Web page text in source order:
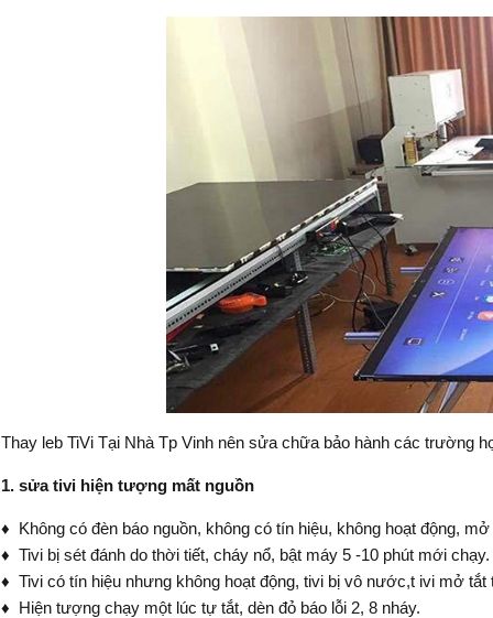
Thay leb TiVi Tại Nhà Tp Vinh nên sửa chữa bảo hành các trường
1. sửa tivi hiện tượng mất nguồn
♦ Không có đèn báo nguồn, không có tín hiệu, không hoạt động,
♦ Tivi bị sét đánh do thời tiết, cháy nổ, bật máy 5 -10 phút mới chạy.
♦ Tivi có tín hiệu nhưng không hoạt động, tivi bị vô nước,t ivi mở tắt
♦ Hiện tượng chạy một lúc tự tắt, dèn đỏ báo lỗi 2, 8 nháy.